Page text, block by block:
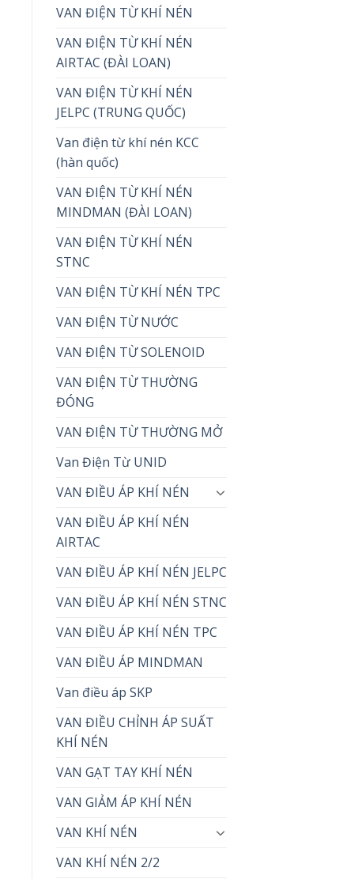
VAN ĐIỆN TỪ KHÍ NÉN
VAN ĐIỆN TỪ KHÍ NÉN
AIRTAC (ĐÀI LOAN)
VAN ĐIỆN TỪ KHÍ NÉN
JELPC (TRUNG QUỐC)
Van điện từ khí nén KCC
(hàn quốc)
VAN ĐIỆN TỪ KHÍ NÉN
MINDMAN (ĐÀI LOAN)
VAN ĐIỆN TỪ KHÍ NÉN
STNC
VAN ĐIỆN TỪ KHÍ NÉN TPC
VAN ĐIỆN TỪ NƯỚC
VAN ĐIỆN TỪ SOLENOID
VAN ĐIỆN TỪ THƯỜNG
ĐÓNG
VAN ĐIỆN TỪ THƯỜNG MỞ
Van Điện Từ UNID
VAN ĐIỀU ÁP KHÍ NÉN
VAN ĐIỀU ÁP KHÍ NÉN
AIRTAC
VAN ĐIỀU ÁP KHÍ NÉN JELPC
VAN ĐIỀU ÁP KHÍ NÉN STNC
VAN ĐIỀU ÁP KHÍ NÉN TPC
VAN ĐIỀU ÁP MINDMAN
Van điều áp SKP
VAN ĐIỀU CHỈNH ÁP SUẤT
KHÍ NÉN
VAN GẠT TAY KHÍ NÉN
VAN GIẢM ÁP KHÍ NÉN
VAN KHÍ NÉN
VAN KHÍ NÉN 2/2